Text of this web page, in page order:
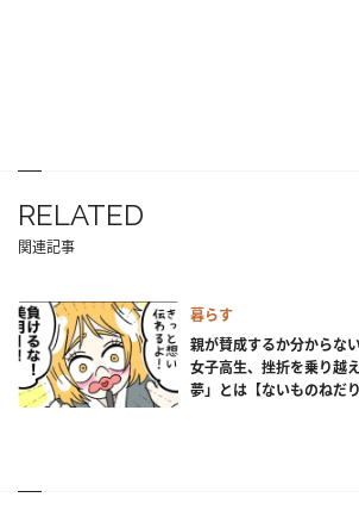
RELATED
関連記事
暮らす
親が賛成するか分からな
女子高生、挫折を乗り越
夢」とは【ないものねだ